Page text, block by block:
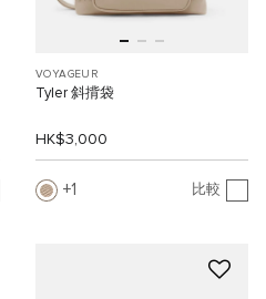
VOYAGEUR
Tyler 斜揹袋
HK$3,000
1 比較